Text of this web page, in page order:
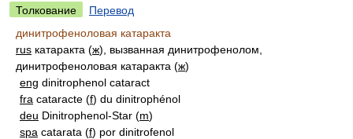
Толкование
Перевод
динитрофеноловая катаракта
rus катаракта (ж), вызванная динитрофенолом,
динитрофеноловая катаракта (ж)
eng dinitrophenol cataract
fra cataracte (f) du dinitrophénol
deu Dinitrophenol-Star (m)
spa catarata (f) por dinitrofenol